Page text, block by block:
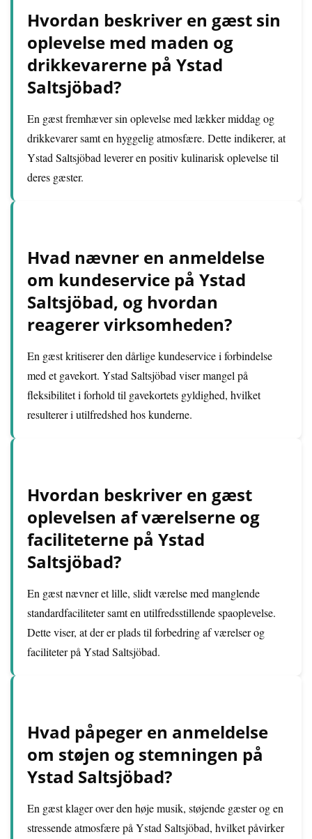
Hvordan beskriver en gæst sin
oplevelse med maden og
drikkevarerne på Ystad
Saltsjöbad?
En gæst fremhæver sin oplevelse med lækker middag og
drikkevarer samt en hyggelig atmosfære. Dette indikerer, at
Ystad Saltsjöbad leverer en positiv kulinarisk oplevelse til
deres gæster.
Hvad nævner en anmeldelse
om kundeservice på Ystad
Saltsjöbad, og hvordan
reagerer virksomheden?
En gæst kritiserer den dårlige kundeservice i forbindelse
med et gavekort. Ystad Saltsjöbad viser mangel på
fleksibilitet i forhold til gavekortets gyldighed, hvilket
resulterer i utilfredshed hos kunderne.
Hvordan beskriver en gæst
oplevelsen af værelserne og
faciliteterne på Ystad
Saltsjöbad?
En gæst nævner et lille, slidt værelse med manglende
standardfaciliteter samt en utilfredsstillende spaoplevelse.
Dette viser, at der er plads til forbedring af værelser og
faciliteter på Ystad Saltsjöbad.
Hvad påpeger en anmeldelse
om støjen og stemningen på
Ystad Saltsjöbad?
En gæst klager over den høje musik, støjende gæster og en
stressende atmosfære på Ystad Saltsjöbad, hvilket påvirker